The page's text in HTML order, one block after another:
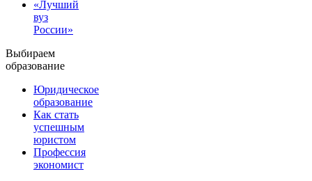
«Лучший
вуз
России»
Выбираем
образование
Юридическое
образование
Как стать
успешным
юристом
Профессия
экономист